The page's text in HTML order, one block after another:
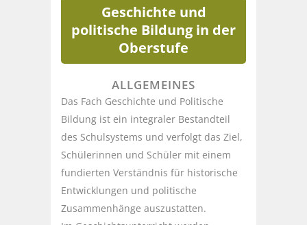
Geschichte und
politische Bildung in der
Oberstufe
ALLGEMEINES
Das Fach Geschichte und Politische
Bildung ist ein integraler Bestandteil
des Schulsystems und verfolgt das Ziel,
Schülerinnen und Schüler mit einem
fundierten Verständnis für historische
Entwicklungen und politische
Zusammenhänge auszustatten.